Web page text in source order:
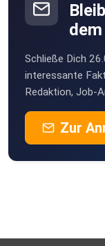
Schließe Dich
interessante
Redaktion, Job-
Zur